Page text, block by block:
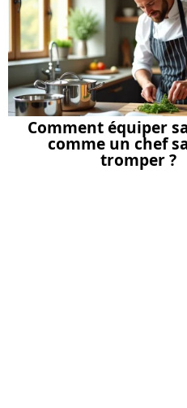
Comment équiper
comme un chef
tromper ?